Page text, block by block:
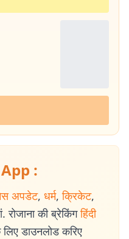
:
अपडेट, धर्म, क्रिकेट,
रोजाना की ब्रेकिंग हिंदी
डाउनलोड करिए